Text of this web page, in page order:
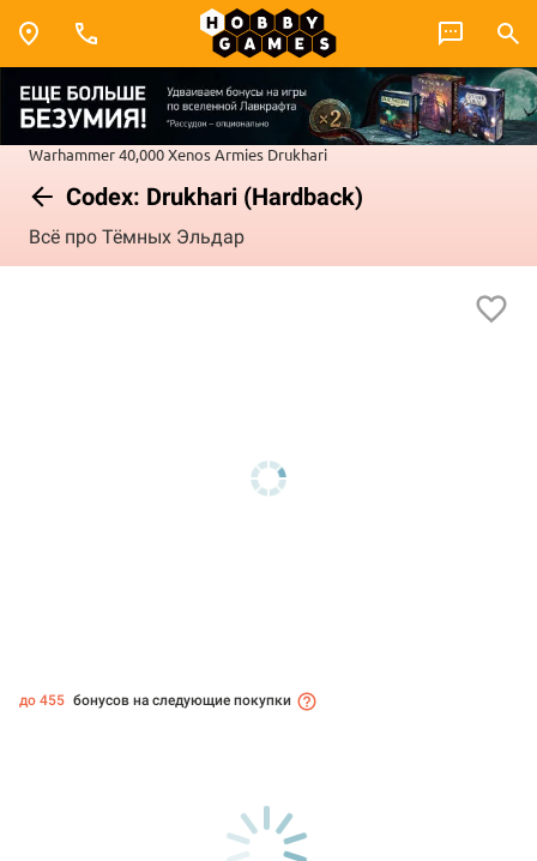
Warhammer 40,000Xenos Armies Drukhari
Codex: Drukhari (Hardback)
Всё про Тёмных Эльдар
до 455 бонусов на следующие покупки